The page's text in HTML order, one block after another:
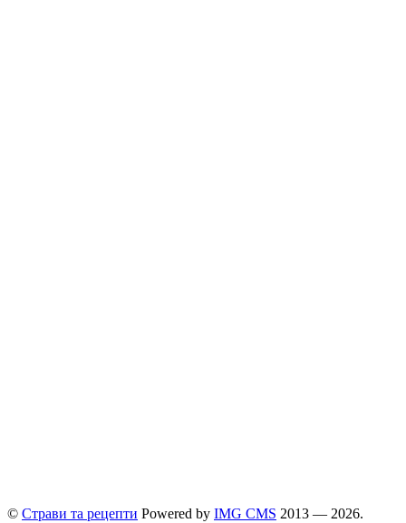
© Страви та рецепти Powered by ІMG CMS 2013 — 2026.